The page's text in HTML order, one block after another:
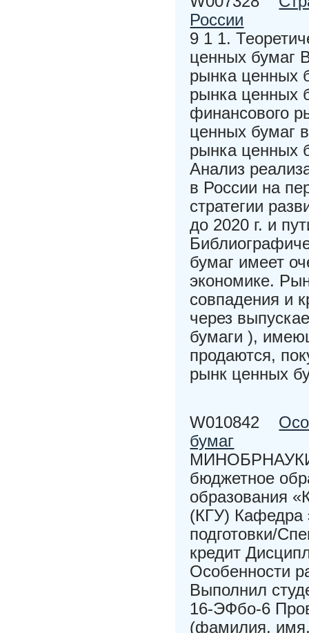
России
9 1 1.
ценных бумаг
рынка ценных
рынка ценных
финансового
ценных бумаг
рынка ценных
Анализ
в России на
стратегии
до 2020 г. и
бумаг имеет
экономике.
совпадения и
через
бумаги ),
продаются,
рынк ценных
W010842
бумаг
МИНОБРНАУКИ
бюджетное
образования
(КГУ) Кафедра
подготовки/
кредит
Особенности
Выполнил
16-ЭФбо-6
(фамилия, имя,